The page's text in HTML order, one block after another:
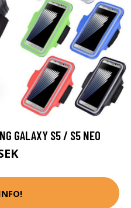
GALAXY S5 / S5 NEO